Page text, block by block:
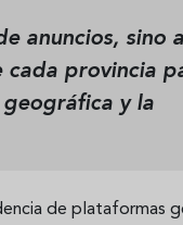
anuncios, sino
cada provincia
y la
de plataformas